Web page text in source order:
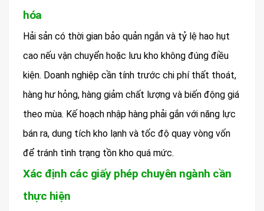
hóa
Hải sản có thời gian bảo quản ngắn và tỷ lệ hao hụt
cao nếu vận chuyển hoặc lưu kho không đúng điều
kiện. Doanh nghiệp cần tính trước chi phí thất thoát,
hàng hư hỏng, hàng giảm chất lượng và biến động giá
theo mùa. Kế hoạch nhập hàng phải gắn với năng lực
bán ra, dung tích kho lạnh và tốc độ quay vòng vốn
để tránh tình trạng tồn kho quá mức.
Xác định các giấy phép chuyên ngành cần
thực hiện